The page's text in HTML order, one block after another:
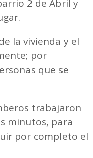
2 de Abril y
la vivienda y el
por
que se
trabajaron
minutos, para
por completo el